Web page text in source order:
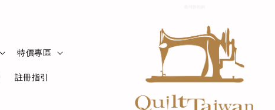
特價專區
註冊指引